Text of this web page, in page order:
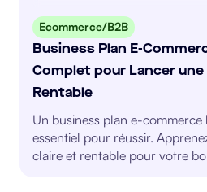
Business Plan E-
Complet pour Lancer
Rentable
Ecommerce/B2B
Un business plan e-
essentiel pour réussir.
claire et rentable pour votre